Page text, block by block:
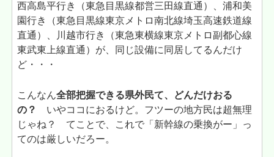
西高島平行き（東急目黒線都営三田線直通）、浦和美
園行き（東急目黒線東京メトロ南北線埼玉高速鉄道線
直通）、川越市行き（東急東横線東京メトロ副都心線
東武東上線直通）が、同じ設備に同居してるんだけ
ど・・・
こんなん全部把握できる県外民て、どんだけおる
の？
いやココにおるけど。フツーの地方民は超無理
じゃね？ てことで、これで「新幹線の乗換がー」っ
てのは厳しいだろー。